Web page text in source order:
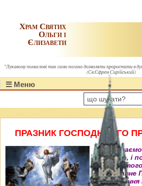
Храм Святих
Ольги і
Єлизавети
"Лукавому помислові так само погано дозволяти проростати в
(Св.Єфрем Сирійський)
ПРАЗНИК ГОСПОДНЬОГО
Христе, і
преславне
(Величання